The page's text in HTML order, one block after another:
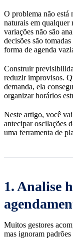
O problema não está
naturais em qualquer
variações não são
decisões são
forma de agenda
Construir
reduzir improvisos.
demanda, ela
organizar horários
Neste artigo, você
antecipar oscilações
uma ferramenta de
1. Analise
Muitos gestores
mas ignoram